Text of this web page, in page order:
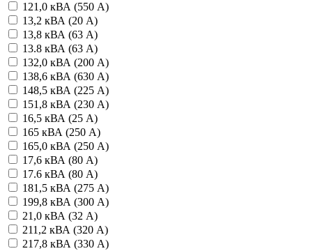
121,0 кВА (550 А)
13,2 кВА (20 А)
13,8 кВА (63 А)
13.8 кВА (63 А)
132,0 кВА (200 А)
138,6 кВА (630 А)
148,5 кВА (225 А)
151,8 кВА (230 А)
16,5 кВА (25 А)
165 кВА (250 А)
165,0 кВА (250 А)
17,6 кВА (80 А)
17.6 кВА (80 А)
181,5 кВА (275 А)
199,8 кВА (300 А)
21,0 кВА (32 А)
211,2 кВА (320 А)
217,8 кВА (330 А)